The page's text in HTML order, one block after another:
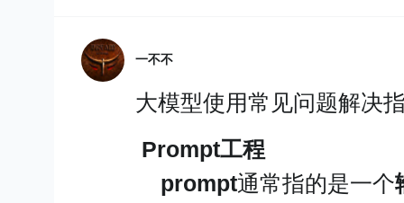
1、文本生成：生成新闻
2、机器翻译：将一种语
言。
3、摘要生成：从一篇长
一不不
大模型使用常见问题解
Prompt工程
prompt通常指的是一个